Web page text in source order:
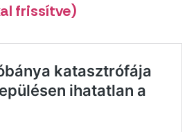
frissítve)